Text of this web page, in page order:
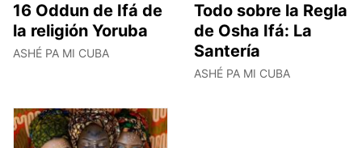
16 Oddun de Ifá de
la religión Yoruba
ASHÉ PA MI CUBA
Todo sobre la Regla
de Osha Ifá: La
Santería
ASHÉ PA MI CUBA